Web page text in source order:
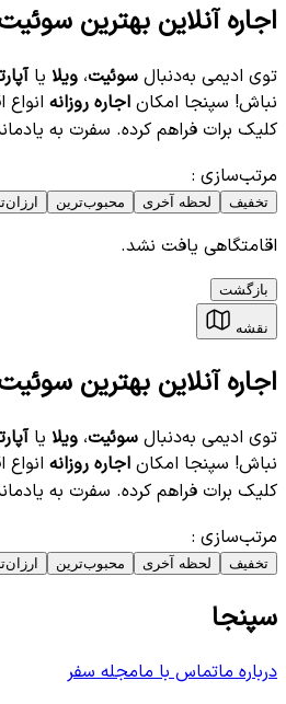
اجاره آنلاین بهترین
توی ادیمی به‌دنبال سوئیت، ویلا یا
نباش! سپنجا امکان اجاره روزانه
کلیک برات فراهم کرده. سفرت به
مرتب‌سازی :
تخفیف لحظه آخری محبوب‌ترین
اقامتگاهی یافت نشد.
بازگشت
نقشه
اجاره آنلاین بهترین
توی ادیمی به‌دنبال سوئیت، ویلا یا
نباش! سپنجا امکان اجاره روزانه
کلیک برات فراهم کرده. سفرت به
مرتب‌سازی :
تخفیف لحظه آخری محبوب‌ترین
سپنجا
درباره ماتماس با مامجله سفر